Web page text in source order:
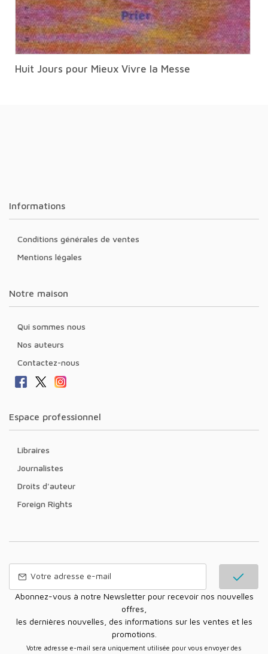
Huit Jours pour Mieux Vivre la Messe
Informations
Conditions générales de ventes
Mentions légales
Notre maison
Qui sommes nous
Nos auteurs
Contactez-nous
Espace professionnel
Libraires
Journalistes
Droits d'auteur
Foreign Rights
Abonnez-vous à notre Newsletter pour recevoir nos nouvelles
offres,
les dernières nouvelles, des informations sur les ventes et les
promotions.
Votre adresse e-mail sera uniquement utilisée pour vous envoyer des